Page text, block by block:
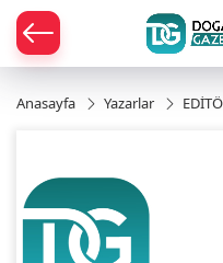
Anasayfa Yazarlar